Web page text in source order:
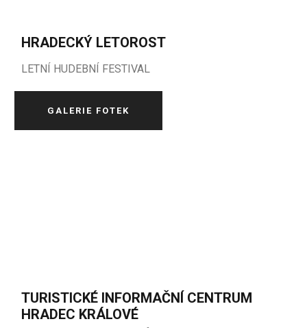
HRADECKÝ LETOROST
LETNÍ HUDEBNÍ FESTIVAL
GALERIE FOTEK
TURISTICKÉ INFORMAČNÍ CENTRUM
HRADEC KRÁLOVÉ